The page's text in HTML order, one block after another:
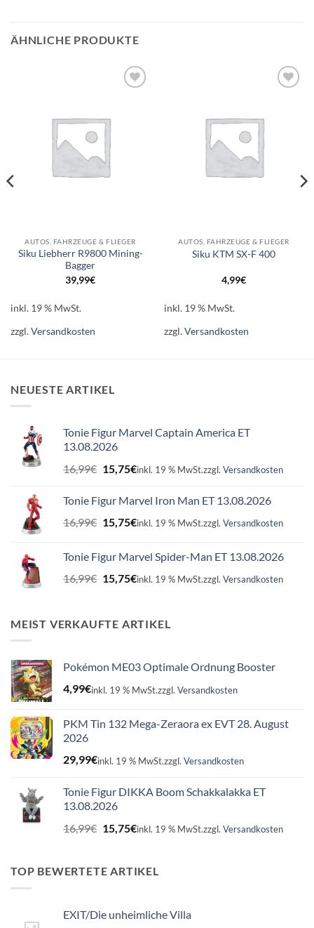
ÄHNLICHE PRODUKTE
AUTOS, FAHRZEUGE & FLIEGER
Siku Liebherr R9800 Mining-
Bagger
39,99€
inkl. 19 % MwSt.
zzgl.Versandkosten
AUTOS, FAHRZEUGE & FLIEGER
Siku KTM SX-F 400
4,99€
inkl. 19 % MwSt.
zzgl.Versandkosten
NEUESTE ARTIKEL
Tonie Figur Marvel Captain America ET
13.08.2026
16,99€ Ursprünglicher
Preis
16,99€
15,75€Aktueller
15,75€.
inkl. 19 % MwSt.zzgl. Versandkosten
Tonie Figur Marvel Iron Man ET 13.08.2026
16,99€ Ursprünglicher
Preis
16,99€
15,75€Aktueller
15,75€.
inkl. 19 % MwSt.zzgl. Versandkosten
Tonie Figur Marvel Spider-Man ET 13.08.2026
16,99€ Ursprünglicher
Preis
16,99€
15,75€Aktueller
15,75€.
inkl. 19 % MwSt.zzgl. Versandkosten
MEIST VERKAUFTE ARTIKEL
Pokémon ME03 Optimale Ordnung Booster
4,99€inkl. 19 % MwSt.zzgl. Versandkosten
PKM Tin 132 Mega-Zeraora ex EVT 28. August
2026
29,99€inkl. 19 % MwSt.zzgl. Versandkosten
Tonie Figur DIKKA Boom Schakkalakka ET
13.08.2026
16,99€ Ursprünglicher
Preis
16,99€
15,75€Aktueller
15,75€.
inkl. 19 % MwSt.zzgl. Versandkosten
TOP BEWERTETE ARTIKEL
EXIT/Die unheimliche Villa